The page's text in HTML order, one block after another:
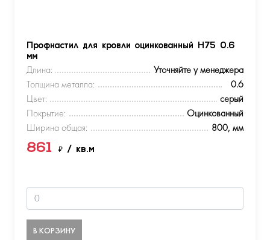
Профнастил для кровли оцинкованный Н75 0.6
мм
Длина:
Уточняйте у менеджера
Толщина металла:
0.6
Цвет:
серый
Покрытие:
Оцинкованный
Ширина общая:
800, мм
861 ₽ / кв.м
В КОРЗИНУ